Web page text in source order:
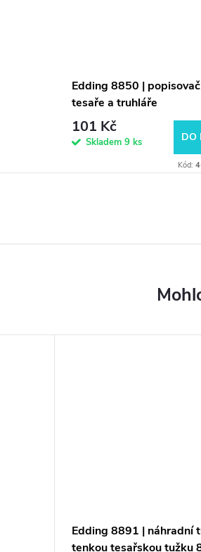
Edding 8850 |
tesaře a truhláře
101 Kč
Skladem 9 ks DO
Kód:
Edding 8891 | náhradní
tenkou tesařskou tužku